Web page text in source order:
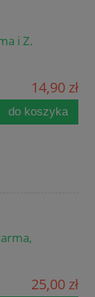
i Z.
14,90 zł
do koszyka
25,00 zł